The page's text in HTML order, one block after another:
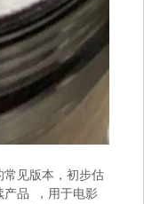
常见版本，初步估
品 ，用于电影